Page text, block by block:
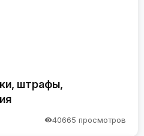
штрафы,
40665 просмотров